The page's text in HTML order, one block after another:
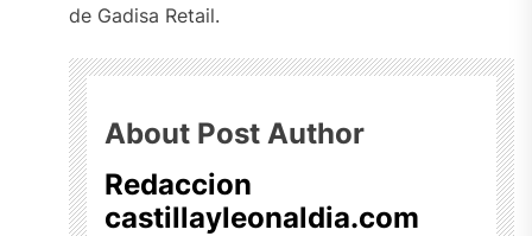
de Gadisa Retail.
About Post Author
Redaccion
castillayleonaldia.com